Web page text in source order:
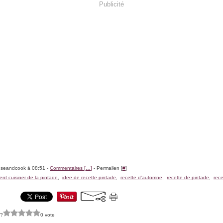
Publicité
à 08:51 - Commentaires [ ] - Permalien [#]
cuisiner de la pintade idee de recette pintade recette d'automne recette de pintade
0 vote